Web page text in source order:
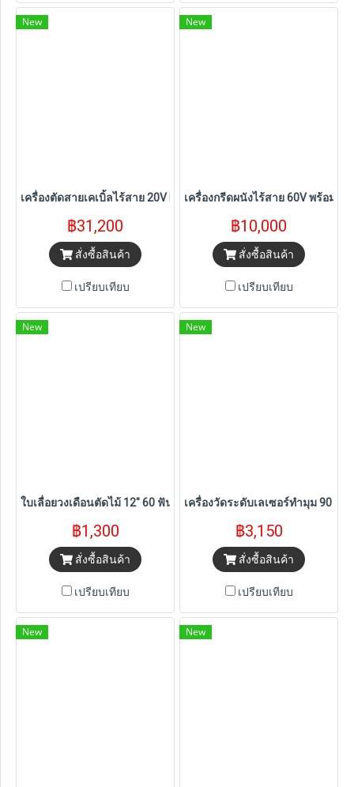
New
เครื่องตัดสายเคเบิ้ลไร้สาย 20V Dewalt (DCE150B) ตัวเปล่า
฿31,200
สั่งซื้อสินค้า
เปรียบเทียบ
New
เครื่องกรีดผนังไร้สาย 60V พร้อมกล่
฿10,000
สั่งซื้อสินค้า
เปรียบเทียบ
New
ใบเลื่อยวงเดือนตัดไม้ 12" 60 ฟัน Dewalt (DW3126)
฿1,300
สั่งซื้อสินค้า
เปรียบเทียบ
New
เครื่องวัดระดับเลเซอร์ทำมุม 90 อง
฿3,150
สั่งซื้อสินค้า
เปรียบเทียบ
New New